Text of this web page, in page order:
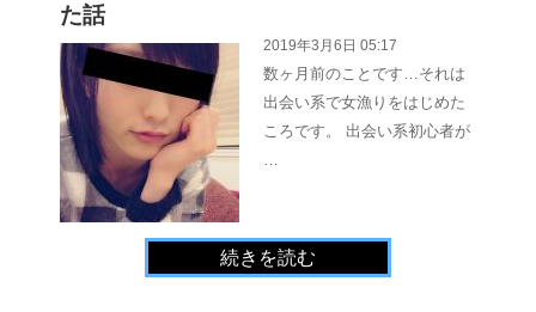
た話
2019年3月6日 05:17
数ヶ月前のことです…それは
出会い系で女漁りをはじめた
ころです。 出会い系初心者が
続きを読む